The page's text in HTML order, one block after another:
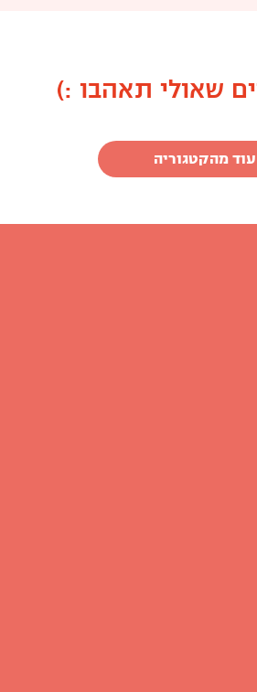
שאולי תאהבו :)
עוד מהקטגוריה